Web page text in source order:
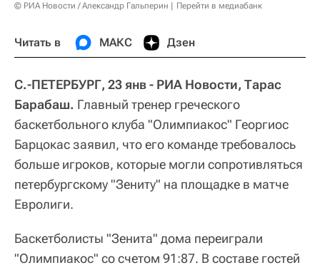
© РИА Новости / Александр Гальперин Перейти в медиабанк
Читать в МАКС Дзен
С.-ПЕТЕРБУРГ, 23 янв - РИА Новости, Тарас
Барабаш. Главный тренер греческого
баскетбольного клуба "Олимпиакос" Георгиос
Барцокас заявил, что его команде требовалось
больше игроков, которые могли сопротивляться
петербургскому "Зениту" на площадке в матче
Евролиги.
Баскетболисты "Зенита" дома переиграли
"Олимпиакос" со счетом 91:87. В составе гостей